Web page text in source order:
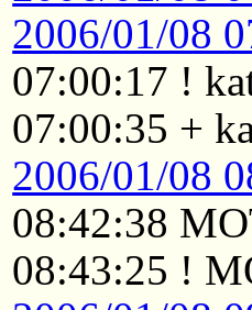
2006/01/08
07:00:17 !
07:00:35 +
2006/01/08
08:42:38
08:43:25 !